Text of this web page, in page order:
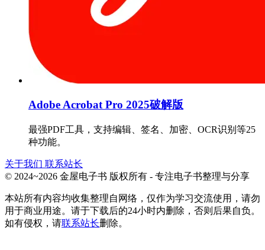
Adobe Acrobat Pro 2025破解版
最强PDF工具，支持编辑、签名、加密、OCR识别等25
种功能。
关于我们 联系站长
© 2024~2026 金屋电子书 版权所有 - 专注电子书整理与分享
本站所有内容均收集整理自网络，仅作为学习交流使用，请勿
用于商业用途。请于下载后的24小时内删除，否则后果自负。
如有侵权，请联系站长删除。